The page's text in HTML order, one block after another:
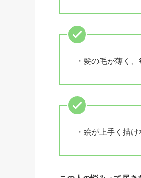
・髪の毛が薄く
・絵が上手く描